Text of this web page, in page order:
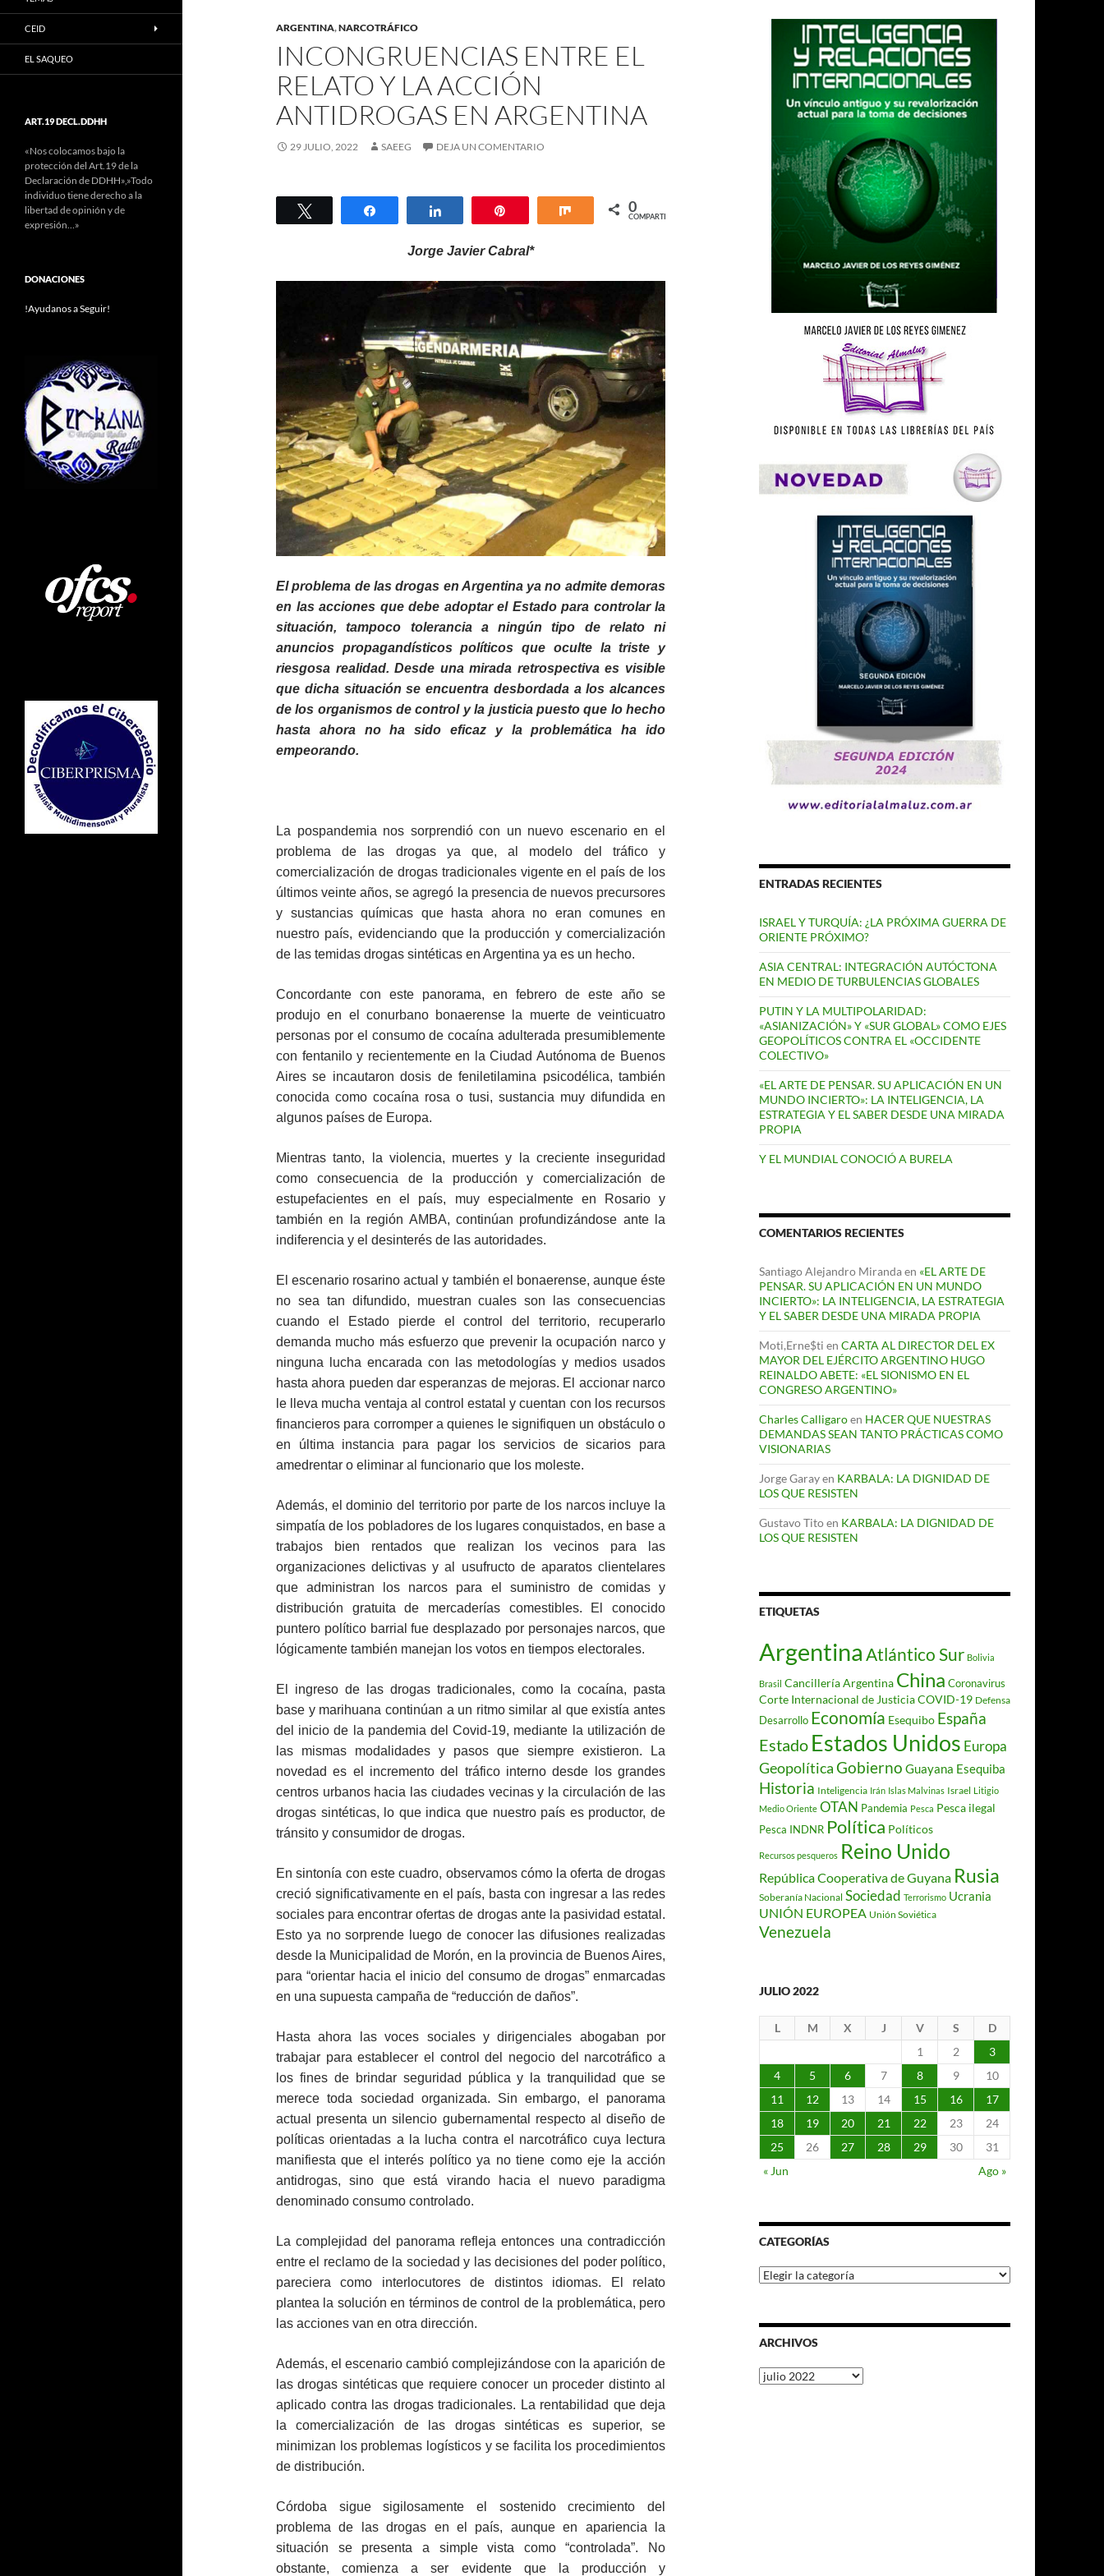
ARGENTINA,NARCOTRÁFICO
INCONGRUENCIAS ENTRE EL
RELATO Y LA ACCIÓN
ANTIDROGAS EN ARGENTINA
29 JULIO, 2022 SAEEG DEJA UN COMENTARIO
Twittear Compartir Compartir Compartir
0
COMPARTIR
Jorge Javier Cabral*
El problema de las drogas en Argentina ya no admite demoras
en las acciones que debe adoptar el Estado para controlar la
situación, tampoco tolerancia a ningún tipo de relato ni
anuncios propagandísticos políticos que oculte la triste y
riesgosa realidad. Desde una mirada retrospectiva es visible
que dicha situación se encuentra desbordada a los alcances
de los organismos de control y la justicia puesto que lo hecho
hasta ahora no ha sido eficaz y la problemática ha ido
empeorando.
La pospandemia nos sorprendió con un nuevo escenario en el
problema de las drogas ya que, al modelo del tráfico y
comercialización de drogas tradicionales vigente en el país de los
últimos veinte años, se agregó la presencia de nuevos precursores
y sustancias químicas que hasta ahora no eran comunes en
nuestro país, evidenciando que la producción y comercialización
de las temidas drogas sintéticas en Argentina ya es un hecho.
Concordante con este panorama, en febrero de este año se
produjo en el conurbano bonaerense la muerte de veinticuatro
personas por el consumo de cocaína adulterada presumiblemente
con fentanilo y recientemente en la Ciudad Autónoma de Buenos
Aires se incautaron dosis de feniletilamina psicodélica, también
conocida como cocaína rosa o tusi, sustancia muy difundida en
algunos países de Europa.
Mientras tanto, la violencia, muertes y la creciente inseguridad
como consecuencia de la producción y comercialización de
estupefacientes en el país, muy especialmente en Rosario y
también en la región AMBA, continúan profundizándose ante la
indiferencia y el desinterés de las autoridades.
El escenario rosarino actual y también el bonaerense, aunque éste
no sea tan difundido, muestran cuales son las consecuencias
cuando el Estado pierde el control del territorio, recuperarlo
demanda mucho más esfuerzo que prevenir la ocupación narco y
ninguna lucha encarada con las metodologías y medios usados
hasta ahora pueden dar esperanzas de mejoras. El accionar narco
le lleva mucha ventaja al control estatal y cuentan con los recursos
financieros para corromper a quienes le signifiquen un obstáculo o
en última instancia para pagar los servicios de sicarios para
amedrentar o eliminar al funcionario que los moleste.
Además, el dominio del territorio por parte de los narcos incluye la
simpatía de los pobladores de los lugares conquistados, en base a
trabajos bien rentados que realizan los vecinos para las
organizaciones delictivas y al usufructo de aparatos clientelares
que administran los narcos para el suministro de comidas y
distribución gratuita de mercaderías comestibles. El conocido
puntero político barrial fue desplazado por personajes narcos, que
lógicamente también manejan los votos en tiempos electorales.
El ingreso de las drogas tradicionales, como la cocaína, pasta
base y marihuana continúan a un ritmo similar al que existía antes
del inicio de la pandemia del Covid-19, mediante la utilización de
las mismas modalidades y pasos que siempre existieron. La
novedad es el incremento del tráfico interno desde los grandes
centros urbanos hacia las ciudades vecinas y la circulación de las
drogas sintéticas, lo que indica que nuestro país es productor, de
tránsito y consumidor de drogas.
En sintonía con este cuadro, observamos cómo la oferta de drogas
creció significativamente en el país, basta con ingresar a las redes
sociales para encontrar ofertas de drogas ante la pasividad estatal.
Esto ya no sorprende luego de conocer las difusiones realizadas
desde la Municipalidad de Morón, en la provincia de Buenos Aires,
para “orientar hacia el inicio del consumo de drogas” enmarcadas
en una supuesta campaña de “reducción de daños”.
Hasta ahora las voces sociales y dirigenciales abogaban por
trabajar para establecer el control del negocio del narcotráfico a
los fines de brindar seguridad pública y la tranquilidad que se
merece toda sociedad organizada. Sin embargo, el panorama
actual presenta un silencio gubernamental respecto al diseño de
políticas orientadas a la lucha contra el narcotráfico cuya lectura
manifiesta que el interés político ya no tiene como eje la acción
antidrogas, sino que está virando hacia el nuevo paradigma
denominado consumo controlado.
La complejidad del panorama refleja entonces una contradicción
entre el reclamo de la sociedad y las decisiones del poder político,
pareciera como interlocutores de distintos idiomas. El relato
plantea la solución en términos de control de la problemática, pero
las acciones van en otra dirección.
Además, el escenario cambió complejizándose con la aparición de
las drogas sintéticas que requiere conocer un proceder distinto al
aplicado contra las drogas tradicionales. La rentabilidad que deja
la comercialización de las drogas sintéticas es superior, se
minimizan los problemas logísticos y se facilita los procedimientos
de distribución.
Córdoba sigue sigilosamente el sostenido crecimiento del
problema de las drogas en el país, aunque en apariencia la
situación se presenta a simple vista como “controlada”. No
obstante, comienza a ser evidente que la producción y
ENTRADAS RECIENTES
ISRAEL Y TURQUÍA: ¿LA PRÓXIMA GUERRA DE
ORIENTE PRÓXIMO?
ASIA CENTRAL: INTEGRACIÓN AUTÓCTONA
EN MEDIO DE TURBULENCIAS GLOBALES
PUTIN Y LA MULTIPOLARIDAD:
«ASIANIZACIÓN» Y «SUR GLOBAL» COMO EJES
GEOPOLÍTICOS CONTRA EL «OCCIDENTE
COLECTIVO»
«EL ARTE DE PENSAR. SU APLICACIÓN EN UN
MUNDO INCIERTO»: LA INTELIGENCIA, LA
ESTRATEGIA Y EL SABER DESDE UNA MIRADA
PROPIA
Y EL MUNDIAL CONOCIÓ A BURELA
COMENTARIOS RECIENTES
Santiago Alejandro Mirandaen «EL ARTE DE
PENSAR. SU APLICACIÓN EN UN MUNDO
INCIERTO»: LA INTELIGENCIA, LA ESTRATEGIA
Y EL SABER DESDE UNA MIRADA PROPIA
Moti,Erne$ti en CARTA AL DIRECTOR DEL EX
MAYOR DEL EJÉRCITO ARGENTINO HUGO
REINALDO ABETE: «EL SIONISMO EN EL
CONGRESO ARGENTINO»
Charles Calligaroen HACER QUE NUESTRAS
DEMANDAS SEAN TANTO PRÁCTICAS COMO
VISIONARIAS
Jorge Garayen KARBALA: LA DIGNIDAD DE
LOS QUE RESISTEN
Gustavo Titoen KARBALA: LA DIGNIDAD DE
LOS QUE RESISTEN
ETIQUETAS
Argentina Atlántico Sur Bolivia
Brasil Cancillería Argentina China Coronavirus
Corte Internacional de JusticiaCOVID-19 Defensa
Desarrollo Economía Esequibo España
Estado Estados Unidos Europa
GeopolíticaGobierno Guayana Esequiba
Historia Inteligencia Irán Islas Malvinas Israel Litigio
Medio Oriente OTAN Pandemia Pesca Pesca ilegal
Pesca INDNR Política Políticos
Recursos pesqueros Reino Unido
República Cooperativa de Guyana Rusia
Soberanía Nacional Sociedad Terrorismo Ucrania
UNIÓN EUROPEA Unión Soviética
Venezuela
JULIO 2022
L M X J V S
D
1
2
3
4
5 6 7 8 9
10
11
12 13 14 15 16
17
18
19 20 21 22 23
24
25
26 27 28 29 30
31
« Jun
Ago »
CATEGORÍAS
Categorías
ARCHIVOS
Archivos
CEID
EL SAQUEO
ART.19 DECL.DDHH
«Nos colocamos bajo la
protección del Art.19 de la
Declaración de DDHH»,»Todo
individuo tiene derecho a la
libertad de opinión y de
expresión…»
DONACIONES
!Ayudanos a Seguir!